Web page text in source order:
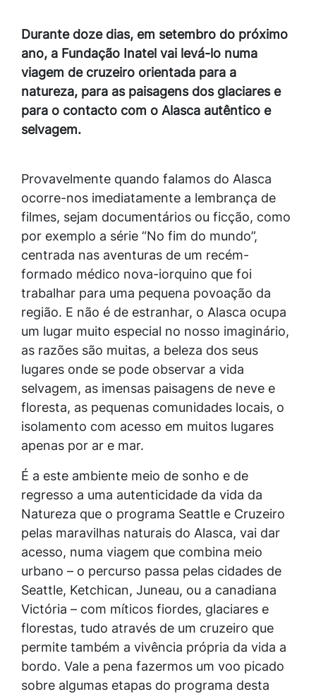
Durante doze dias, em setembro do próximo
ano, a Fundação Inatel vai levá-lo numa
viagem de cruzeiro orientada para a
natureza, para as paisagens dos glaciares e
para o contacto com o Alasca autêntico e
selvagem.
Provavelmente quando falamos do Alasca
ocorre-nos imediatamente a lembrança de
filmes, sejam documentários ou ficção, como
por exemplo a série “No fim do mundo”,
centrada nas aventuras de um recém-
formado médico nova-iorquino que foi
trabalhar para uma pequena povoação da
região. E não é de estranhar, o Alasca ocupa
um lugar muito especial no nosso imaginário,
as razões são muitas, a beleza dos seus
lugares onde se pode observar a vida
selvagem, as imensas paisagens de neve e
floresta, as pequenas comunidades locais, o
isolamento com acesso em muitos lugares
apenas por ar e mar.
É a este ambiente meio de sonho e de
regresso a uma autenticidade da vida da
Natureza que o programa Seattle e Cruzeiro
pelas maravilhas naturais do Alasca, vai dar
acesso, numa viagem que combina meio
urbano – o percurso passa pelas cidades de
Seattle, Ketchican, Juneau, ou a canadiana
Victória – com míticos fiordes, glaciares e
florestas, tudo através de um cruzeiro que
permite também a vivência própria da vida a
bordo. Vale a pena fazermos um voo picado
sobre algumas etapas do programa desta